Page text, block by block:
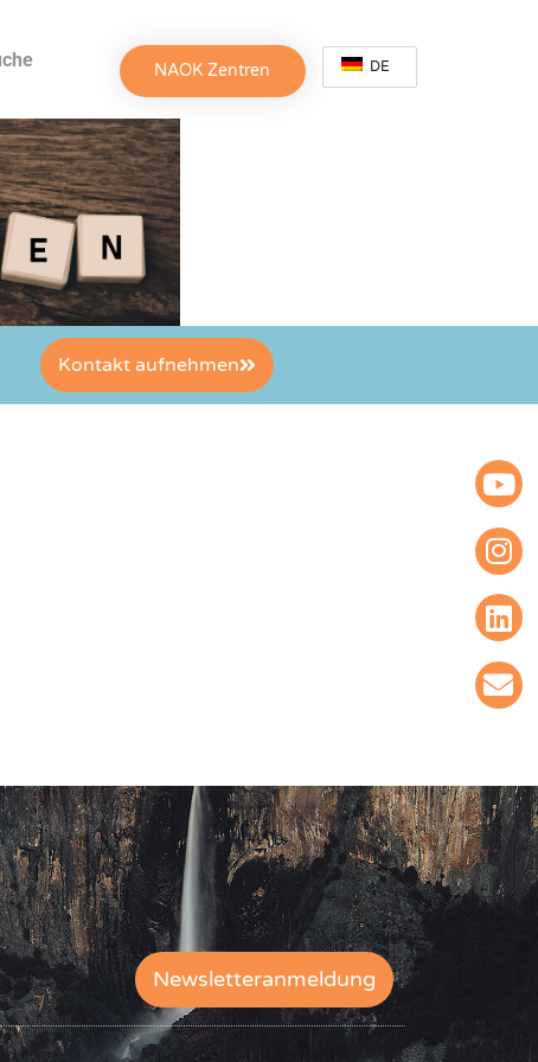
NAOK Zentren DE
Kontakt aufnehmen
Newsletteranmeldung